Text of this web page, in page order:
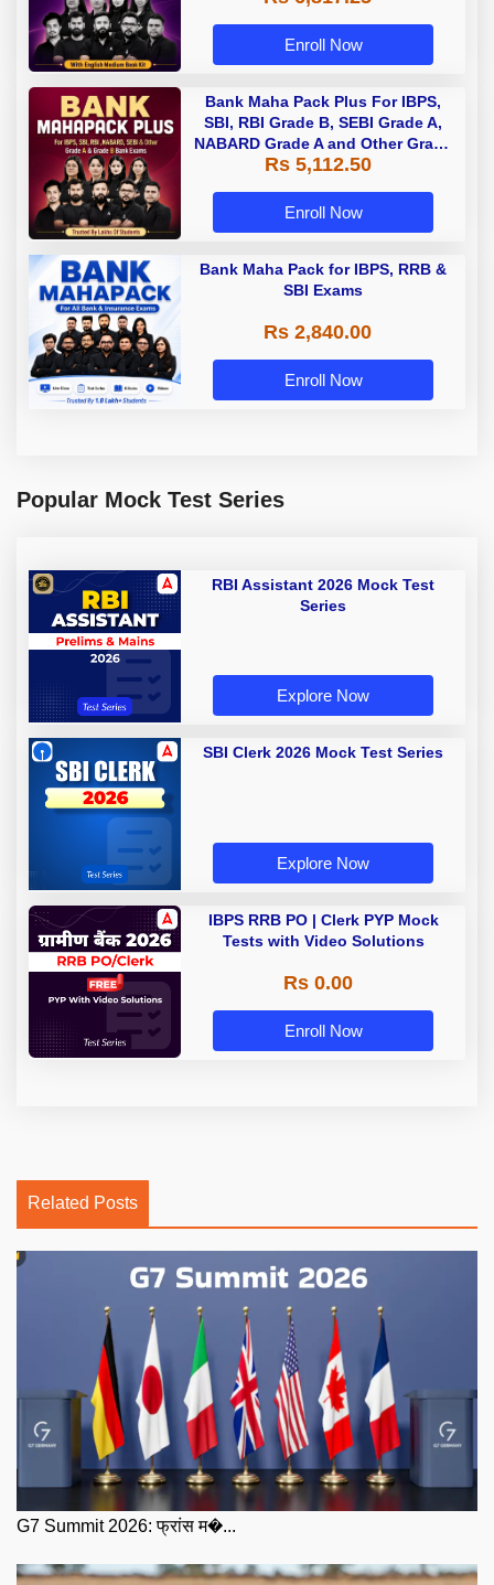
Enroll Now
Bank Maha Pack Plus For IBPS,
SBI, RBI Grade B, SEBI Grade A,
NABARD Grade A and Other Grade
A & Grade B Bank Exams
Rs 5,112.50
Enroll Now
Bank Maha Pack for IBPS, RRB &
SBI Exams
Rs 2,840.00
Enroll Now
Popular Mock Test Series
RBI Assistant 2026 Mock Test
Series
Explore Now
SBI Clerk 2026 Mock Test Series
Explore Now
IBPS RRB PO | Clerk PYP Mock
Tests with Video Solutions
Rs 0.00
Enroll Now
Related Posts
G7 Summit 2026: फ्रांस म�...